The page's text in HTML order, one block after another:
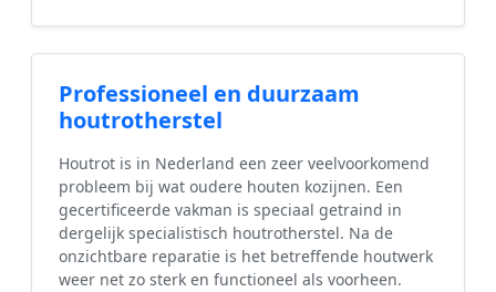
Professioneel en duurzaam
houtrotherstel
Houtrot is in Nederland een zeer veelvoorkomend
probleem bij wat oudere houten kozijnen. Een
gecertificeerde vakman is speciaal getraind in
dergelijk specialistisch houtrotherstel. Na de
onzichtbare reparatie is het betreffende houtwerk
weer net zo sterk en functioneel als voorheen.